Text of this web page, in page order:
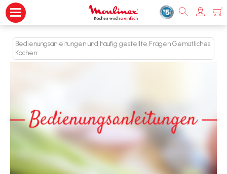
Bedienungsanleitungen und häufig gestellte Fragen Gemütliches
Kochen